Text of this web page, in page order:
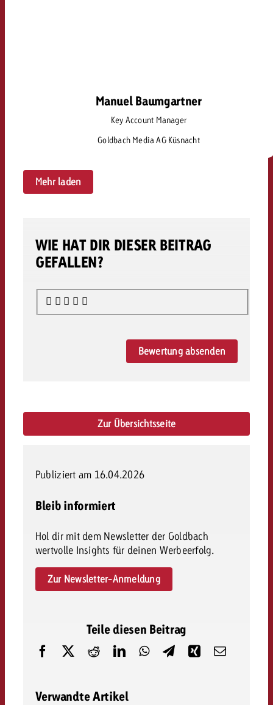
Manuel Baumgartner
Key Account Manager
Goldbach Media AG Küsnacht
Manuel Baumgartner
manuel.baumgartner@goldbach.com
Mehr laden
WIE HAT DIR DIESER BEITRAG
GEFALLEN?
Bewertung absenden
Zur Übersichtsseite
Publiziert am 16.04.2026
Bleib informiert
Hol dir mit dem Newsletter der Goldbach
wertvolle Insights für deinen Werbeerfolg.
Zur Newsletter-Anmeldung
Teile diesen Beitrag
Verwandte Artikel